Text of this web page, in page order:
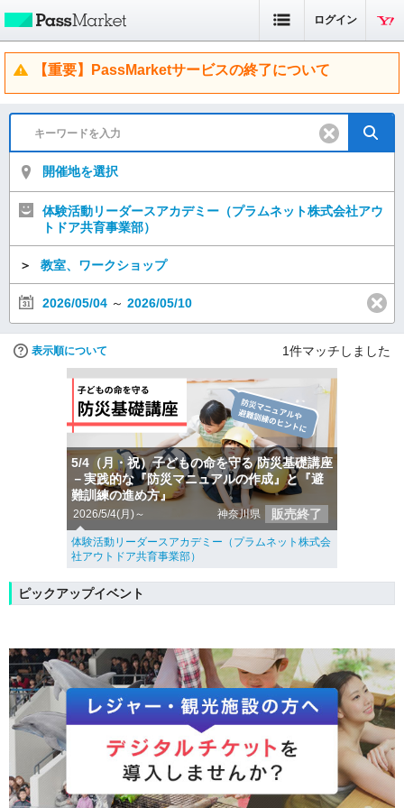
ログイン
【重要】PassMarketサービスの終了について
開催地を選択
体験活動リーダースアカデミー（プラムネット株式会社アウ
トドア共育事業部）
＞ 教室、ワークショップ
2026/05/04 ～ 2026/05/10
表示順について 1件マッチしました
5/4（月・祝）子どもの命を守る 防災基礎講座
－実践的な『防災マニュアルの作成』と『避
難訓練の進め方』
2026/5/4(月)～ 神奈川県 販売終了
体験活動リーダースアカデミー（プラムネット株式会
社アウトドア共育事業部）
ピックアップイベント